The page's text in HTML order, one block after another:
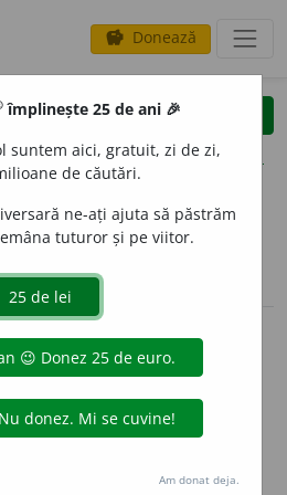
savings Donează
clear
opțiuni
definiții (14)
declinări
sunt compilate de
Definițiile
află pe filadefiniții.
filele pe pagina de
împlinește 25 de ani 🎉
suntem aici, gratuit, zi de zi,
de căutări.
ne-ați ajuta să păstrăm
tuturor și pe viitor.
Am donat deja.